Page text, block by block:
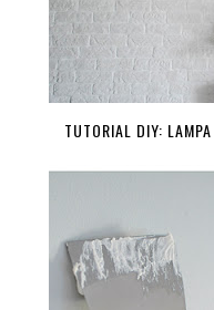
TUTORIAL DIY: